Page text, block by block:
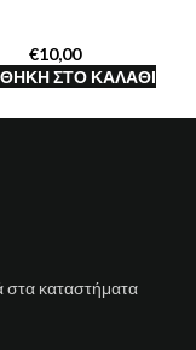
€
ΣΤΟ ΚΑΛΆΘΙ
στα καταστήματα